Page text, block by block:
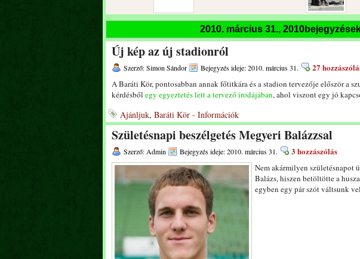
Születésnapi koszorúzások
Az FTC Baráti Kör 2025. októberi
összejövetel
2010. március 31.,
Új kép az új stadionról
Szerző: Simon Sándor Bejegyzés ideje: 2010. március 31. 27
A Baráti Kör, pontosabban annak főtitkára és a stadion tervezője először a
kérdésből egy egyeztetés lett a tervező irodájában, ahol viszont egy jó
Ajánljuk, Baráti Kör - Információk
Születésnapi beszélgetés Megyeri Balázzsal
Szerző: Admin Bejegyzés ideje: 2010. március 31. 3 hozzászólás
Nem akármilyen születésnapot
Balázs, hiszen betöltötte a
egyben egy pár szót váltsunk